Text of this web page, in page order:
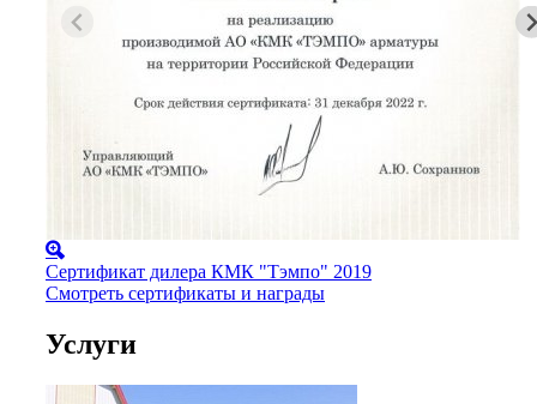
Сертификат дилера КМК "Тэмпо" 2019
Смотреть сертификаты и награды
Услуги